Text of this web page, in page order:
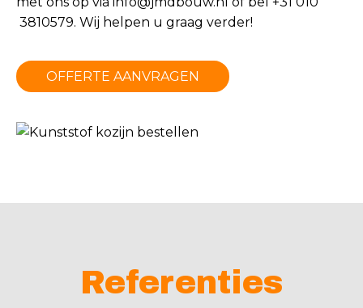
3810579. Wij helpen u graag verder!
OFFERTE AANVRAGEN
Referenties